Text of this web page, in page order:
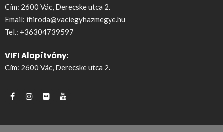
Cím: 2600 Vác, Derecske utca 2.
Email: ifiiroda@vaciegyhazmegye.hu
Tel.: +36304739597
VIFI Alapítvány:
Cím: 2600 Vác, Derecske utca 2.